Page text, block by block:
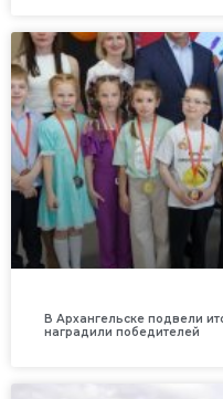
В Архангельске подвели
наградили победителей